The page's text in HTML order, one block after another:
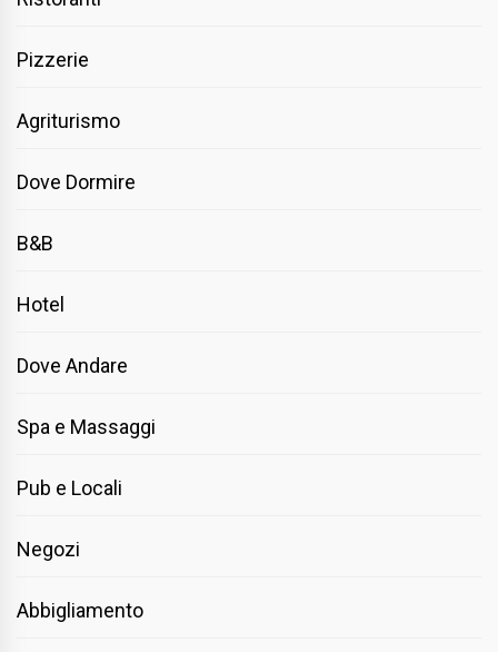
Pizzerie
Agriturismo
Dove Dormire
B&B
Hotel
Dove Andare
Spa e Massaggi
Pub e Locali
Negozi
Abbigliamento